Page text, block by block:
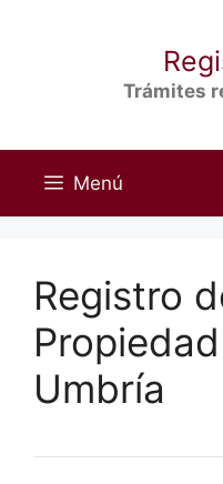
Trámites
Menú
Registro
Umbría